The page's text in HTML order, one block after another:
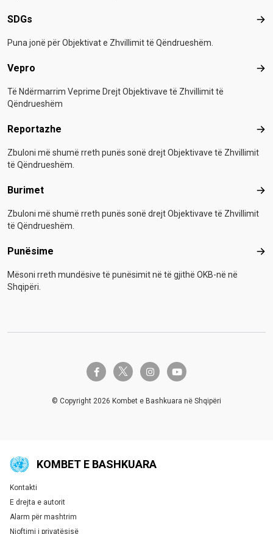
SDGs
Puna jonë për Objektivat e Zhvillimit të Qëndrueshëm.
Vepro
Të Ndërmarrim Veprime Drejt Objektivave të Zhvillimit të
Qëndrueshëm
Reportazhe
Zbuloni më shumë rreth punës sonë drejt Objektivave të Zhvillimit
të Qëndrueshëm.
Burimet
Zbuloni më shumë rreth punës sonë drejt Objektivave të Zhvillimit
të Qëndrueshëm.
Punësime
Mësoni rreth mundësive të punësimit në të gjithë OKB-në në
Shqipëri.
facebook-ftwitter-x instagramyoutube
© Copyright 2026 Kombet e Bashkuara në Shqipëri
KOMBET E BASHKUARA
Global U.N. menu
Kontakti
E drejta e autorit
Alarm për mashtrim
Njoftimi i privatësisë